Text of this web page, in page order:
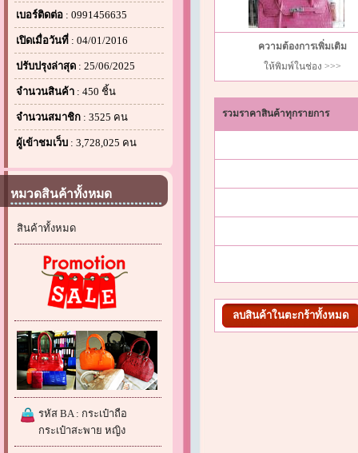
เบอร์ติดต่อ : 0991456635
เปิดเมื่อวันที่ : 04/01/2016
ปรับปรุงล่าสุด : 25/06/2025
จำนวนสินค้า : 450 ชิ้น
จำนวนสมาชิก : 3525 คน
ผู้เข้าชมเว็บ : 3,728,025 คน
หมวดสินค้าทั้งหมด
สินค้าทั้งหมด
รหัส BA : กระเป๋าถือ
กระเป๋าสะพาย หญิง
ความต้องการเพิ่มเติม
ให้พิมพ์ในช่อง >>>
รวมราคาสินค้าทุกรายการ